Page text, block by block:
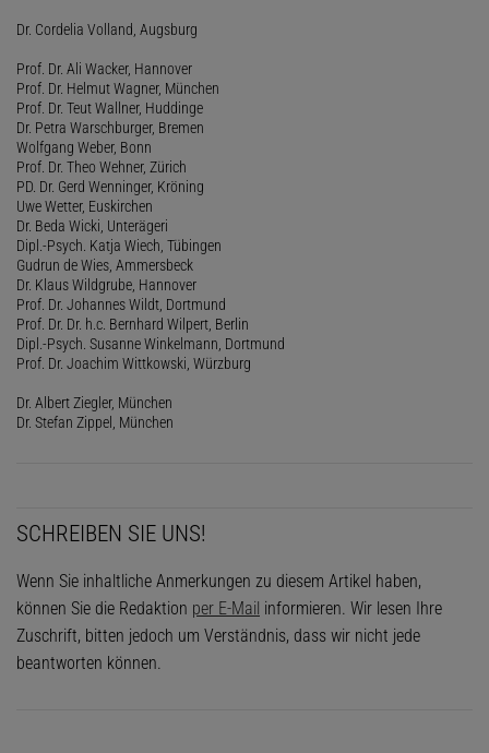
Dr. Cordelia Volland, Augsburg
Prof. Dr. Ali Wacker, Hannover
Prof. Dr. Helmut Wagner, München
Prof. Dr. Teut Wallner, Huddinge
Dr. Petra Warschburger, Bremen
Wolfgang Weber, Bonn
Prof. Dr. Theo Wehner, Zürich
PD. Dr. Gerd Wenninger, Kröning
Uwe Wetter, Euskirchen
Dr. Beda Wicki, Unterägeri
Dipl.-Psych. Katja Wiech, Tübingen
Gudrun de Wies, Ammersbeck
Dr. Klaus Wildgrube, Hannover
Prof. Dr. Johannes Wildt, Dortmund
Prof. Dr. Dr. h.c. Bernhard Wilpert, Berlin
Dipl.-Psych. Susanne Winkelmann, Dortmund
Prof. Dr. Joachim Wittkowski, Würzburg
Dr. Albert Ziegler, München
Dr. Stefan Zippel, München
SCHREIBEN SIE UNS!
Wenn Sie inhaltliche Anmerkungen zu diesem Artikel haben,
können Sie die Redaktion per E-Mail informieren. Wir lesen Ihre
Zuschrift, bitten jedoch um Verständnis, dass wir nicht jede
beantworten können.